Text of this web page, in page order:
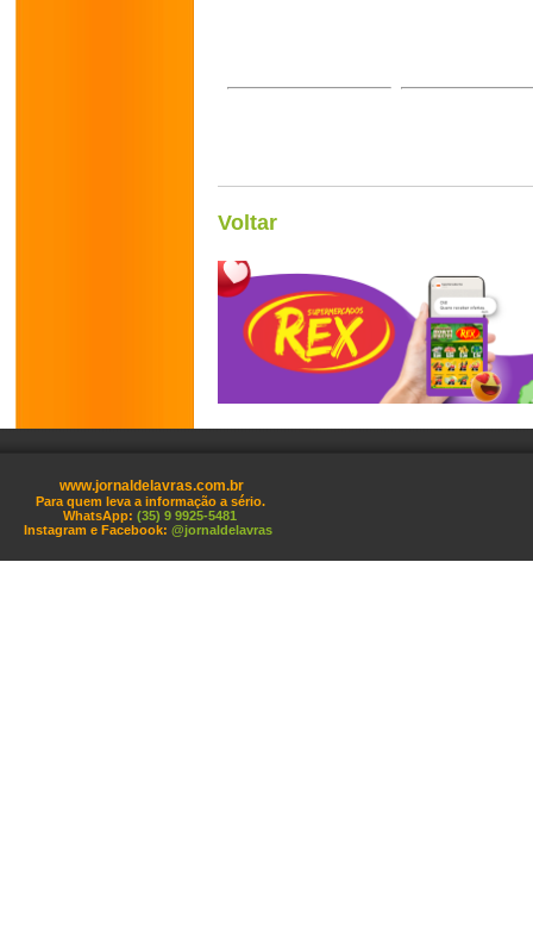
Voltar
www.jornaldelavras.com.br
Para quem leva a informação a sério.
WhatsApp: (35) 9 9925-5481
Instagram e Facebook: @jornaldelavras